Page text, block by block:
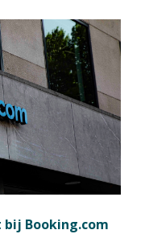
Booking.com